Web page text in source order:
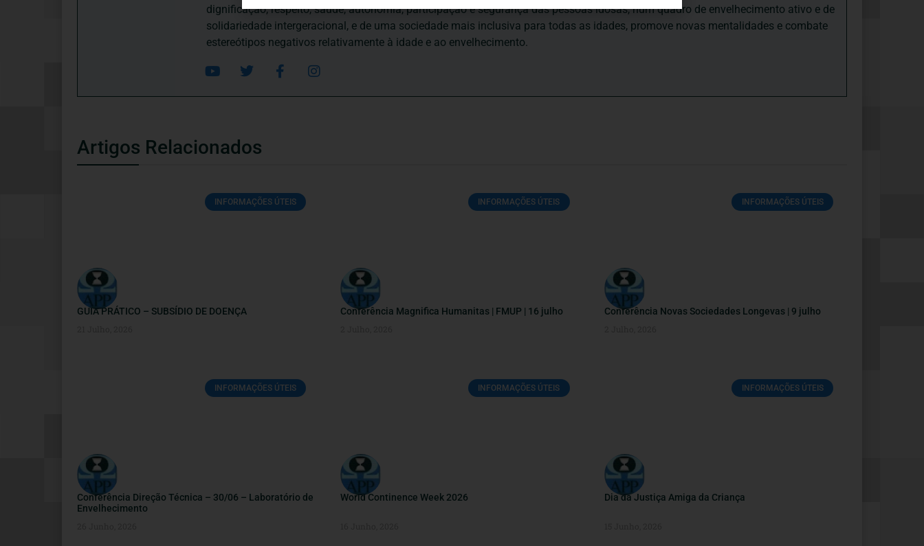
dignificação, respeito, saúde, autonomia, participação e segurança das pessoas idosas, num quadro de envelhecimento ativo e de
solidariedade intergeracional, e de uma sociedade mais inclusiva para todas as idades, promove novas mentalidades e combate
estereótipos negativos relativamente à idade e ao envelhecimento.
Artigos Relacionados
INFORMAÇÕES ÚTEIS
GUIA PRÁTICO – SUBSÍDIO DE DOENÇA
INFORMAÇÕES ÚTEIS
Conferência Magnifica Humanitas | FMUP | 16 julho
INFORMAÇÕES ÚTEIS
Conferência Novas Sociedades Longevas | 9 julho
INFORMAÇÕES ÚTEIS
Conferência Direção Técnica – 30/06 – Laboratório de
Envelhecimento
INFORMAÇÕES ÚTEIS
World Continence Week 2026
INFORMAÇÕES ÚTEIS
Dia da Justiça Amiga da Criança